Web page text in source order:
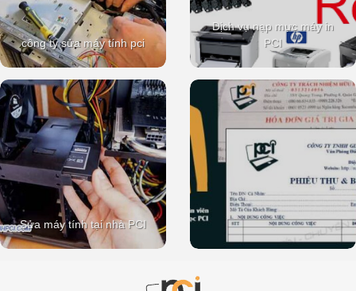
công ty sửa máy tính pci
Dịch vụ nạp mực máy in
PCI
Sửa máy tính tại nhà PCI